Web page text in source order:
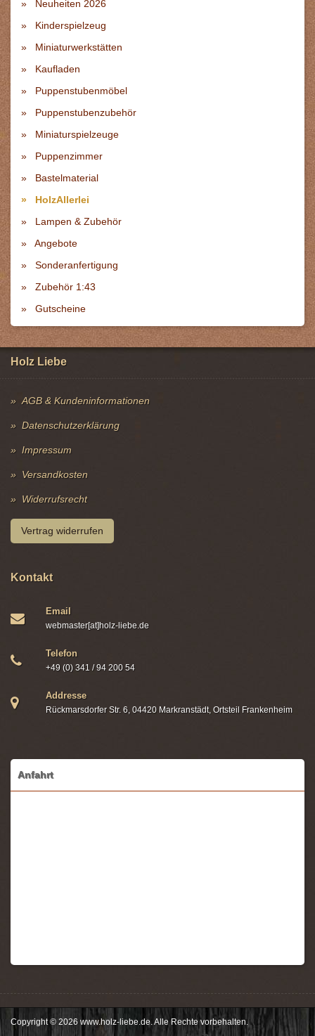
Neuheiten 2026
Kinderspielzeug
Miniaturwerkstätten
Kaufladen
Puppenstubenmöbel
Puppenstubenzubehör
Miniaturspielzeuge
Puppenzimmer
Bastelmaterial
HolzAllerlei
Lampen & Zubehör
Angebote
Sonderanfertigung
Zubehör 1:43
Gutscheine
Holz Liebe
AGB & Kundeninformationen
Datenschutzerklärung
Impressum
Versandkosten
Widerrufsrecht
Vertrag widerrufen
Kontakt
Email
webmaster[at]holz-liebe.de
Telefon
+49 (0) 341 / 94 200 54
Addresse
Rückmarsdorfer Str. 6, 04420 Markranstädt, Ortsteil Frankenheim
Anfahrt
Copyright © 2026 www.holz-liebe.de. Alle Rechte vorbehalten.